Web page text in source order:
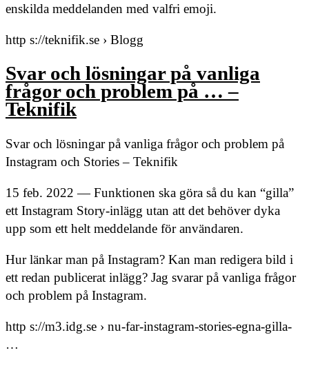
enskilda meddelanden med valfri emoji.
http s://teknifik.se › Blogg
Svar och lösningar på vanliga
frågor och problem på … –
Teknifik
Svar och lösningar på vanliga frågor och problem på
Instagram och Stories – Teknifik
15 feb. 2022 — Funktionen ska göra så du kan “gilla”
ett Instagram Story-inlägg utan att det behöver dyka
upp som ett helt meddelande för användaren.
Hur länkar man på Instagram? Kan man redigera bild i
ett redan publicerat inlägg? Jag svarar på vanliga frågor
och problem på Instagram.
http s://m3.idg.se › nu-far-instagram-stories-egna-gilla-
…